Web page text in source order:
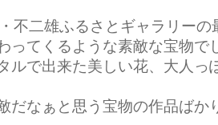
不二雄ふるさとギャラリーの
ってくるような素敵な宝物で
ルで出来た美しい花、大人
だなぁと思う宝物の作品ばか